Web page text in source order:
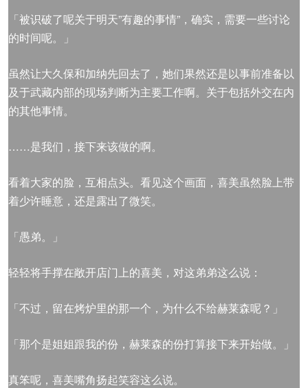
「被识破了呢关于明天”有趣的事情”，确实，需要一些讨论
的时间呢。」
虽然让大久保和加纳先回去了，她们果然还是以事前准备以
及于武藏内部的现场判断为主要工作啊。关于包括外交在内
的其他事情。
……是我们，接下来该做的啊。
看着大家的脸，互相点头。看见这个画面，喜美虽然脸上带
着少许睡意，还是露出了微笑。
「愚弟。」
轻轻将手撑在敞开店门上的喜美，对这弟弟这么说：
「不过，留在烤炉里的那一个，为什么不给赫莱森呢？」
「那个是姐姐跟我的份，赫莱森的份打算接下来开始做。」
真笨呢，喜美嘴角扬起笑容这么说。